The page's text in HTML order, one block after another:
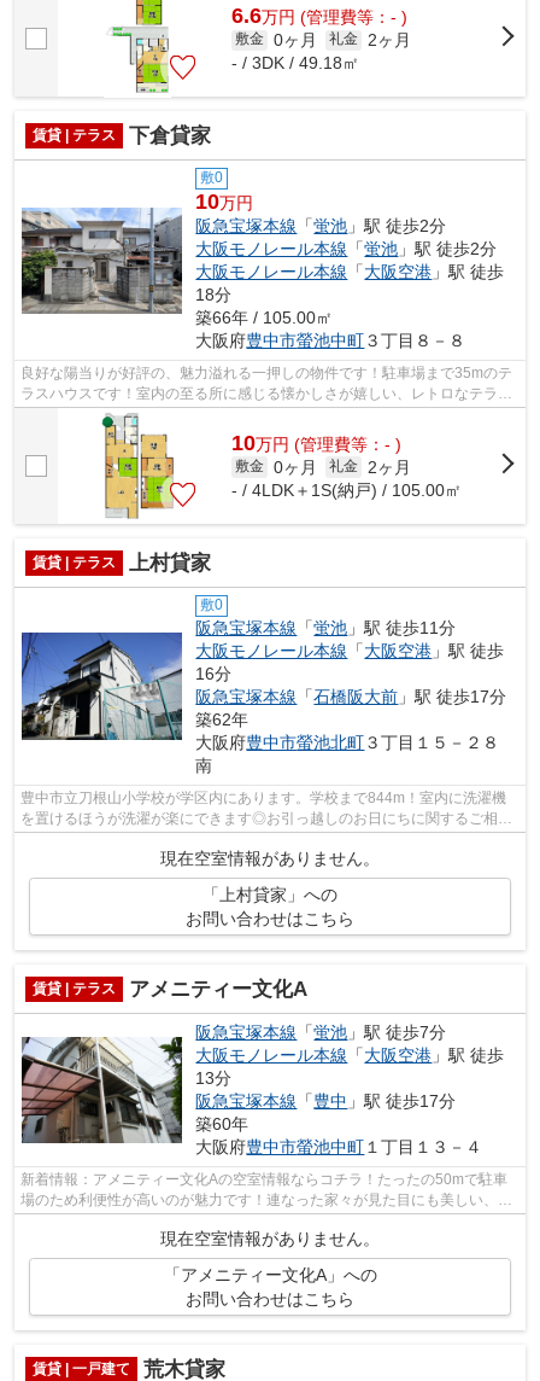
6.6万円 (管理費等：- )
敷金 0ヶ月 礼金
2ヶ月
- / 3DK / 49.18㎡
賃貸 | テラス 下倉貸家
敷0
10万円
阪急宝塚本線 「蛍池 」駅 徒歩2分
大阪モノレール本線 「蛍池 」駅 徒歩2分
大阪モノレール本線 「大阪空港 」駅 徒歩
18分
築66年 / 105.00㎡
大阪府豊中市螢池中町３丁目８－８
良好な陽当りが好評の、魅力溢れる一押しの物件です！駐車場まで35mのテ
ラスハウスです！室内の至る所に感じる懐かしさが嬉しい、レトロなテラス
ハウスです！周辺には、徒歩2分で利用...
10万円 (管理費等：- )
敷金 0ヶ月 礼金
2ヶ月
- / 4LDK＋1S(納戸) / 105.00㎡
賃貸 | テラス 上村貸家
敷0
阪急宝塚本線 「蛍池 」駅 徒歩11分
大阪モノレール本線 「大阪空港 」駅 徒歩
16分
阪急宝塚本線 「石橋阪大前 」駅 徒歩17分
築62年
大阪府豊中市螢池北町３丁目１５－２８
南
豊中市立刀根山小学校が学区内にあります。学校まで844m！室内に洗濯機
を置けるほうが洗濯が楽にできます◎お引っ越しのお日にちに関するご相談
現在空室情報がありません。
「上村貸家」への
お問い合わせはこちら
賃貸 | テラス アメニティー文化A
阪急宝塚本線 「蛍池 」駅 徒歩7分
大阪モノレール本線 「大阪空港 」駅 徒歩
13分
阪急宝塚本線 「豊中 」駅 徒歩17分
築60年
大阪府豊中市螢池中町 １丁目１３－４
新着情報：アメニティー文化Aの空室情報ならコチラ！たったの50mで駐車
場のため利便性が高いのが魅力です！連なった家々が見た目にも美しい、テ
ラスハウスの物件になります！駅まで徒...
現在空室情報がありません。
「アメニティー文化A」への
お問い合わせはこちら
賃貸 | 一戸建て 荒木貸家